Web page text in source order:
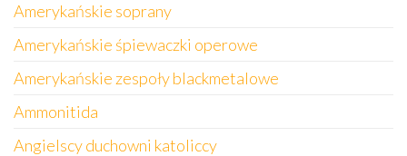
Amerykańskie soprany
Amerykańskie śpiewaczki operowe
Amerykańskie zespoły blackmetalowe
Ammonitida
Angielscy duchowni katoliccy